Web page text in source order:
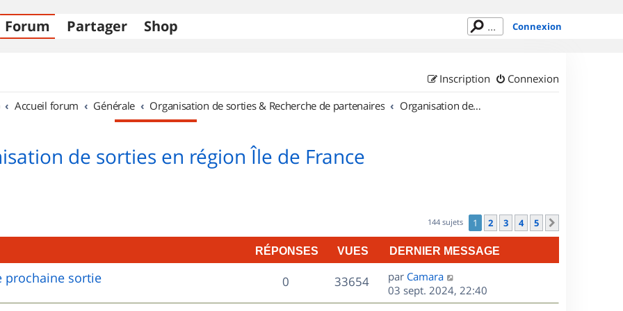
Forum Partager Shop Connexion
Connexion
Inscription
Accueil forum Générale Organisation de sorties & Recherche de partenaires Organisation de sorties en région Île de France
de sorties en région Île de France
144 sujets 1 2 3 4 5
RÉPONSES VUES DERNIER MESSAGE
prochaine sortie 0R
é
33654V
u
D
e
r
par Camara
03 sept. 2024, 22:40